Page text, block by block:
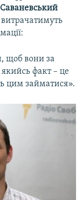
щоб вони за
факт – це
цим займатися».